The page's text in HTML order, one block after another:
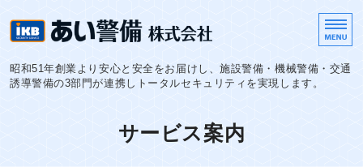
昭和51年創業より安心と安全をお届けし、施設警備・機械警備・交通
誘導警備の3部門が連携しトータルセキュリティを実現します。
サービス案内
サービス案内